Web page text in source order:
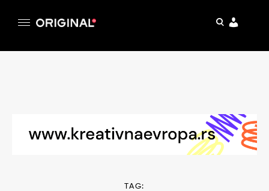
pretraga
TAG: